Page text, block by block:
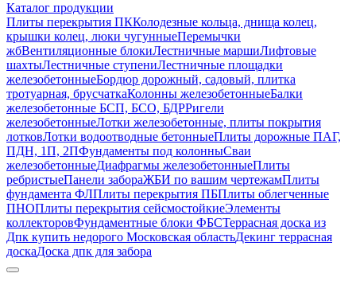
Каталог продукции
Плиты перекрытия ПККолодезные кольца, днища колец,
крышки колец, люки чугунныеПеремычки
жбВентиляционные блокиЛестничные маршиЛифтовые
шахтыЛестничные ступениЛестничные площадки
железобетонныеБордюр дорожный, садовый, плитка
тротуарная, брусчаткаКолонны железобетонныеБалки
железобетонные БСП, БСО, БДРРигели
железобетонныеЛотки железобетонные, плиты покрытия
лотковЛотки водоотводные бетонныеПлиты дорожные ПАГ,
ПДН, 1П, 2ПФундаменты под колонныСваи
железобетонныеДиафрагмы железобетонныеПлиты
ребристыеПанели забораЖБИ по вашим чертежамПлиты
фундамента ФЛПлиты перекрытия ПБПлиты облегченные
ПНОПлиты перекрытия сейсмостойкиеЭлементы
коллекторовФундаментные блоки ФБСТеррасная доска из
Дпк купить недорого Московская областьДекинг террасная
доскаДоска дпк для забора